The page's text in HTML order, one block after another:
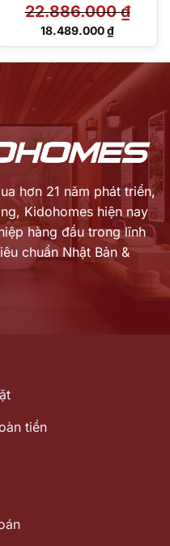
C2 – TCF23460AAA
22.886.000₫
Giá
22.886.000 ₫.
18.489.000₫
Giá
18.489.000 ₫.
hơn 21 năm phát triển,
Kidohomes hiện nay
hàng đầu trong lĩnh
chuẩn Nhật Bản &
tiền